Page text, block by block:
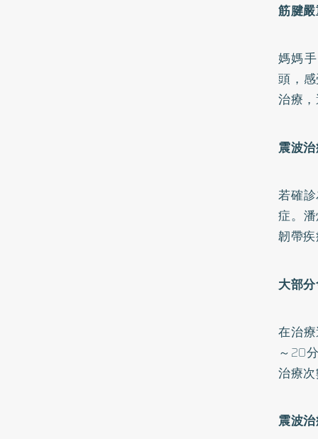
筋腱
媽媽
頭，
治療
震波
若確
症。
韌帶
大部
在治
～20
治療
震波